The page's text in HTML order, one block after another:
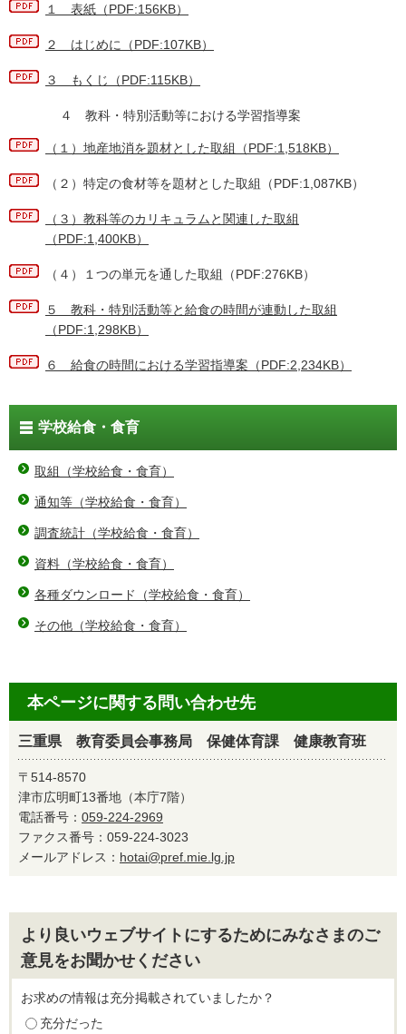
１ 表紙（PDF:156KB）
２ はじめに（PDF:107KB）
３ もくじ（PDF:115KB）
４ 教科・特別活動等における学習指導案
（１）地産地消を題材とした取組（PDF:1,518KB）
（２）特定の食材等を題材とした取組（PDF:1,087KB）
（３）教科等のカリキュラムと関連した取組
（PDF:1,400KB）
（４）１つの単元を通した取組（PDF:276KB）
５ 教科・特別活動等と給食の時間が連動した取組
（PDF:1,298KB）
６ 給食の時間における学習指導案（PDF:2,234KB）
学校給食・食育
取組（学校給食・食育）
通知等（学校給食・食育）
調査統計（学校給食・食育）
資料（学校給食・食育）
各種ダウンロード（学校給食・食育）
その他（学校給食・食育）
本ページに関する問い合わせ先
三重県 教育委員会事務局 保健体育課 健康教育班
〒514-8570
津市広明町13番地（本庁7階）
電話番号： 059-224-2969
ファクス番号：059-224-3023
メールアドレス： hotai@pref.mie.lg.jp
より良いウェブサイトにするためにみなさまのご
意見をお聞かせください
お求めの情報は充分掲載されていましたか？
充分だった